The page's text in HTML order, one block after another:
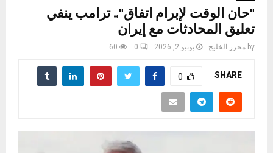
"حان الوقت لإبرام اتفاق".. ترامب ينفي
تعليق المحادثات مع إيران
by محرر الخليج يونيو 2, 2026 0
60
SHARE
0